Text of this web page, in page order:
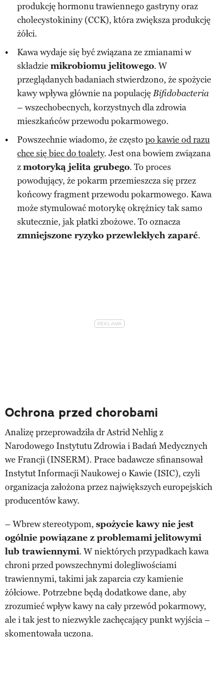
produkcję hormonu trawiennego gastryny oraz
cholecystokininy (CCK), która zwiększa produkcję
żółci.
Kawa wydaje się być związana ze zmianami w
składzie mikrobiomu jelitowego. W
przeglądanych badaniach stwierdzono, że spożycie
kawy wpływa głównie na populacjęBifidobacteria
– wszechobecnych, korzystnych dla zdrowia
mieszkańców przewodu pokarmowego.
Powszechnie wiadomo, że często po kawie od razu
chce się biec do toalety. Jest ona bowiem związana
zmotoryką jelita grubego. To proces
powodujący, że pokarm przemieszcza się przez
końcowy fragment przewodu pokarmowego. Kawa
może stymulować motorykę okrężnicy tak samo
skutecznie, jak płatki zbożowe. To oznacza
zmniejszone ryzyko przewlekłych zaparć.
Ochrona przed chorobami
Analizę przeprowadziła dr Astrid Nehlig z
Narodowego Instytutu Zdrowia i Badań Medycznych
we Francji (INSERM). Prace badawcze sfinansował
Instytut Informacji Naukowej o Kawie (ISIC), czyli
organizacja założona przez największych europejskich
producentów kawy.
– Wbrew stereotypom, spożycie kawy nie jest
ogólnie powiązane z problemami jelitowymi
lub trawiennymi. W niektórych przypadkach kawa
chroni przed powszechnymi dolegliwościami
trawiennymi, takimi jak zaparcia czy kamienie
żółciowe. Potrzebne będą dodatkowe dane, aby
zrozumieć wpływ kawy na cały przewód pokarmowy,
ale i tak jest to niezwykle zachęcający punkt wyjścia –
skomentowała uczona.